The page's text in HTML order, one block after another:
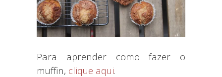
Para aprender como fazer o
muffin, clique aqui.